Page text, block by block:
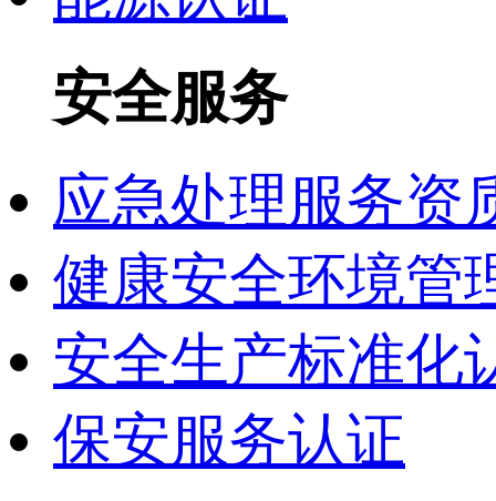
安全服务
应急处理服务资
健康安全环境管
安全生产标准化
保安服务认证